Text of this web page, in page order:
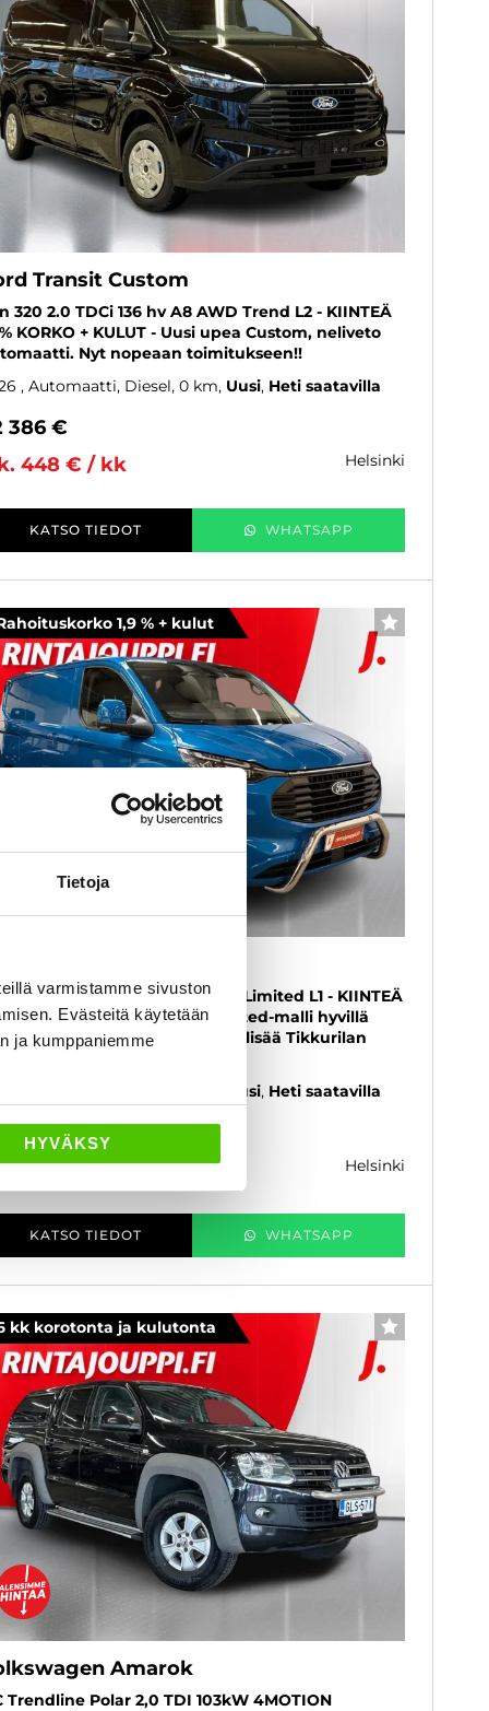
Tietoja
varmistamme sivuston
Evästeitä käytetään
ja kumppaniemme
HYVÄKSY
Transit Custom
320 2.0 TDCi 136 hv A8 AWD Trend L2 - KIINTEÄ
KORKO + KULUT - Uusi upea Custom, neliveto
Nyt nopeaan toimitukseen!!
, Automaatti, Diesel, 0 km Uusi Heti saatavilla
386 €
448 € / kk
helsinki
KATSO TIEDOT WHATSAPP
1,9 % + kulut SUOSIKKI
320 2.0 TDCi 170 hv A8 FWD Limited L1 - KIINTEÄ
KORKO + KULUT - Upea Limited-malli hyvillä
ja upealla värillä, kysy lisää Tikkurilan
Uusi Heti saatavilla
500 €
455 € / kk
helsinki
KATSO TIEDOT WHATSAPP
kk korotonta ja kulutonta SUOSIKKI
Amarok
Trendline Polar 2,0 TDI 103kW 4MOTION